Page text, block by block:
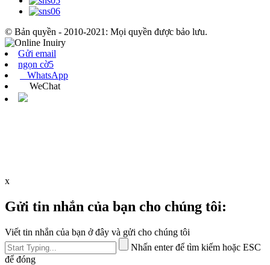
© Bản quyền - 2010-2021: Mọi quyền được bảo lưu.
Gửi email
ngọn cờ5
WhatsApp
WeChat
x
Gửi tin nhắn của bạn cho chúng tôi:
Viết tin nhắn của bạn ở đây và gửi cho chúng tôi
Nhấn enter để tìm kiếm hoặc ESC
để đóng